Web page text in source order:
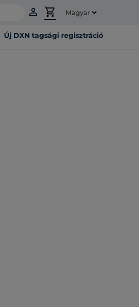
person shopping_cart
Új DXN tagsági regisztráció